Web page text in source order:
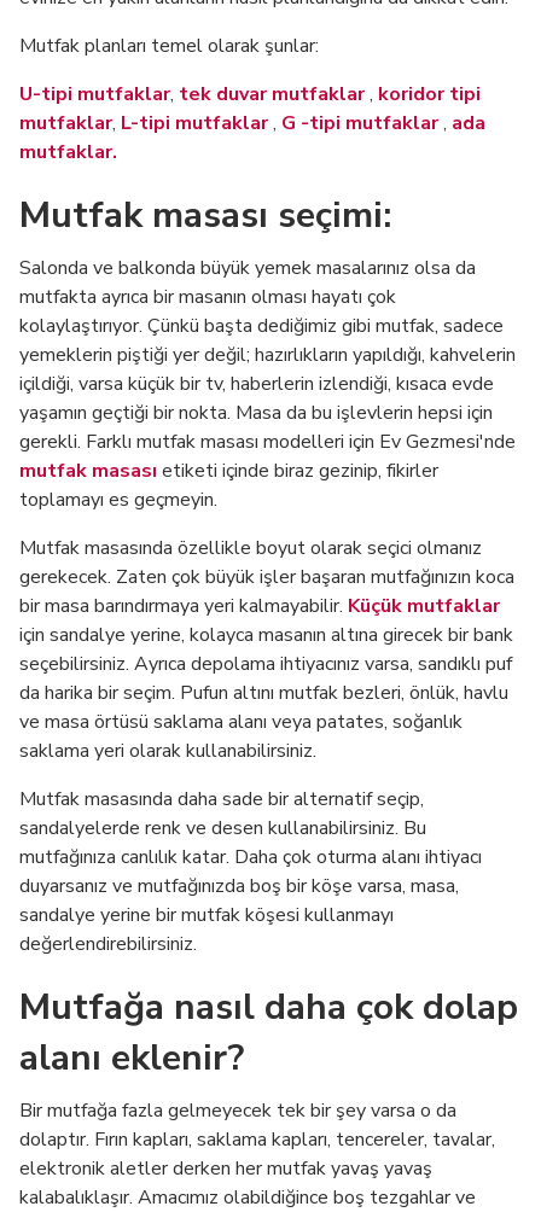
Mutfak planları temel olarak şunlar:
U-tipi mutfaklar, tek duvar mutfaklar, koridor tipi
mutfaklar, L-tipi mutfaklar, G -tipi mutfaklar, ada
mutfaklar.
Mutfak masası seçimi:
Salonda ve balkonda büyük yemek masalarınız olsa da
mutfakta ayrıca bir masanın olması hayatı çok
kolaylaştırıyor. Çünkü başta dediğimiz gibi mutfak, sadece
yemeklerin piştiği yer değil; hazırlıkların yapıldığı, kahvelerin
içildiği, varsa küçük bir tv, haberlerin izlendiği, kısaca evde
yaşamın geçtiği bir nokta. Masa da bu işlevlerin hepsi için
gerekli. Farklı mutfak masası modelleri için Ev Gezmesi'nde
mutfak masası etiketi içinde biraz gezinip, fikirler
toplamayı es geçmeyin.
Mutfak masasında özellikle boyut olarak seçici olmanız
gerekecek. Zaten çok büyük işler başaran mutfağınızın koca
bir masa barındırmaya yeri kalmayabilir. Küçük mutfaklar
için sandalye yerine, kolayca masanın altına girecek bir bank
seçebilirsiniz. Ayrıca depolama ihtiyacınız varsa, sandıklı puf
da harika bir seçim. Pufun altını mutfak bezleri, önlük, havlu
ve masa örtüsü saklama alanı veya patates, soğanlık
saklama yeri olarak kullanabilirsiniz.
Mutfak masasında daha sade bir alternatif seçip,
sandalyelerde renk ve desen kullanabilirsiniz. Bu
mutfağınıza canlılık katar. Daha çok oturma alanı ihtiyacı
duyarsanız ve mutfağınızda boş bir köşe varsa, masa,
sandalye yerine bir mutfak köşesi kullanmayı
değerlendirebilirsiniz.
Mutfağa nasıl daha çok dolap
alanı eklenir?
Bir mutfağa fazla gelmeyecek tek bir şey varsa o da
dolaptır. Fırın kapları, saklama kapları, tencereler, tavalar,
elektronik aletler derken her mutfak yavaş yavaş
kalabalıklaşır. Amacımız olabildiğince boş tezgahlar ve